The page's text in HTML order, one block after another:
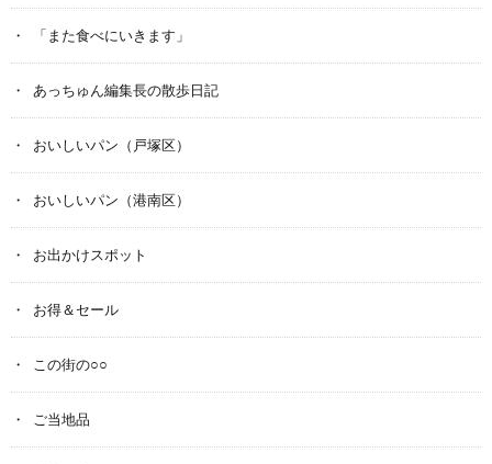
「また食べにいきます」
あっちゅん編集長の散歩日記
おいしいパン（戸塚区）
おいしいパン（港南区）
お出かけスポット
お得＆セール
この街の○○
ご当地品